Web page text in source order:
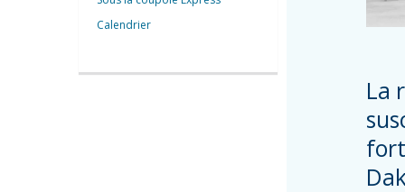
La
Calendrier